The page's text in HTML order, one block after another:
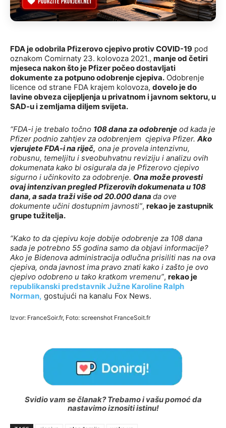
FDA je odobrila Pfizerovo cjepivo protiv COVID-19 pod
oznakom Comirnaty 23. kolovoza 2021., manje od četiri
mjeseca nakon što je Pfizer počeo dostavljati
dokumente za potpuno odobrenje cjepiva. Odobrenje
licence od strane FDA krajem kolovoza, dovelo je do
lavine obveza cijepljenja u privatnom i javnom sektoru, u
SAD-u i zemljama diljem svijeta.
“FDA-i je trebalo točno 108 dana za odobrenje od kada je
Pfizer podnio zahtjev za odobrenjem cjepiva Pfizer. Ako
vjerujete FDA-i na riječ, ona je provela intenzivnu,
robusnu, temeljitu i sveobuhvatnu reviziju i analizu ovih
dokumenata kako bi osigurala da je Pfizerovo cjepivo
sigurno i učinkovito za odobrenje. Ona može provesti
ovaj intenzivan pregled Pfizerovih dokumenata u 108
dana, a sada traži više od 20.000 dana da ove
dokumente učini dostupnim javnosti”, rekao je zastupnik
grupe tužitelja.
“Kako to da cjepivu koje dobije odobrenje za 108 dana
sada je potrebno 55 godina samo da objavi informacije?
Ako je Bidenova administracija odlučna prisiliti nas na ova
cjepiva, onda javnost ima pravo znati kako i zašto je ovo
cjepivo odobreno u tako kratkom vremenu”, rekao je
republikanski predstavnik Južne Karoline Ralph
Norman, gostujući na kanalu Fox News.
Izvor: FranceSoir.fr, Foto: screenshot FranceSoit.fr
Svidio vam se članak? Trebamo i vašu pomoć da
nastavimo iznositi istinu!